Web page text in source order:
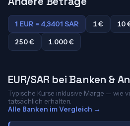
1 EUR = 4,3401 SAR 1 € 10
250 €
1.000 €
EUR/SAR bei Banken &
Typische Kurse inklusive Marge — wie
tatsächlich erhalten.
Alle Banken im Vergleich →